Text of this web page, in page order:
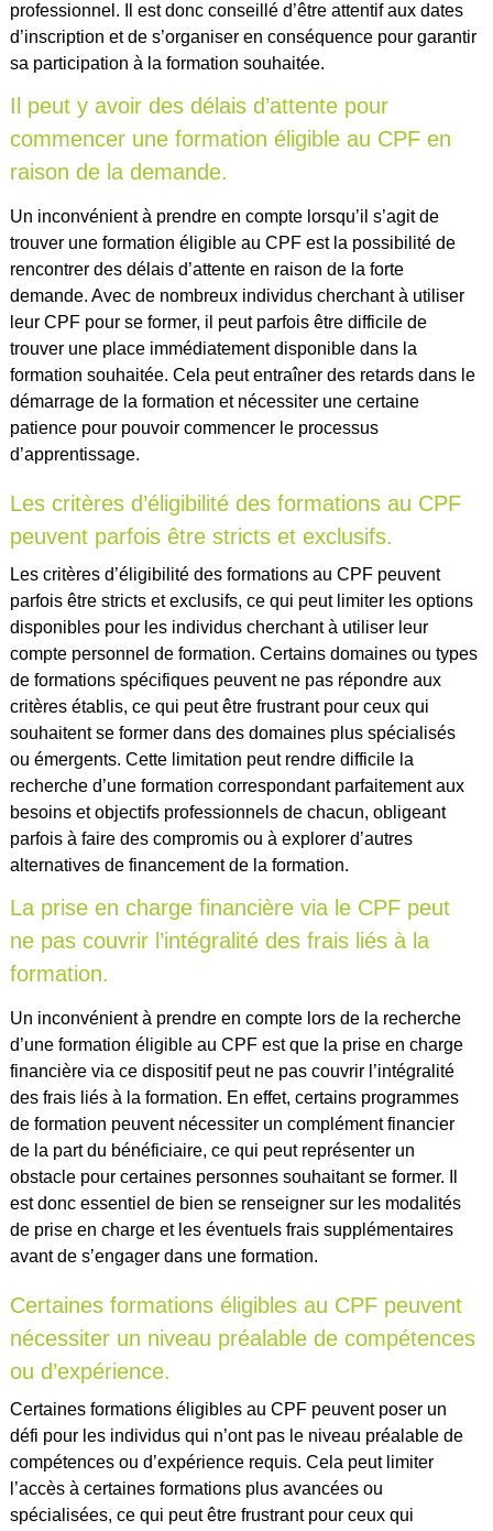
professionnel. Il est donc conseillé d’être attentif aux dates
d’inscription et de s’organiser en conséquence pour garantir
sa participation à la formation souhaitée.
Il peut y avoir des délais d’attente pour
commencer une formation éligible au CPF en
raison de la demande.
Un inconvénient à prendre en compte lorsqu’il s’agit de
trouver une formation éligible au CPF est la possibilité de
rencontrer des délais d’attente en raison de la forte
demande. Avec de nombreux individus cherchant à utiliser
leur CPF pour se former, il peut parfois être difficile de
trouver une place immédiatement disponible dans la
formation souhaitée. Cela peut entraîner des retards dans le
démarrage de la formation et nécessiter une certaine
patience pour pouvoir commencer le processus
d’apprentissage.
Les critères d’éligibilité des formations au CPF
peuvent parfois être stricts et exclusifs.
Les critères d’éligibilité des formations au CPF peuvent
parfois être stricts et exclusifs, ce qui peut limiter les options
disponibles pour les individus cherchant à utiliser leur
compte personnel de formation. Certains domaines ou types
de formations spécifiques peuvent ne pas répondre aux
critères établis, ce qui peut être frustrant pour ceux qui
souhaitent se former dans des domaines plus spécialisés
ou émergents. Cette limitation peut rendre difficile la
recherche d’une formation correspondant parfaitement aux
besoins et objectifs professionnels de chacun, obligeant
parfois à faire des compromis ou à explorer d’autres
alternatives de financement de la formation.
La prise en charge financière via le CPF peut
ne pas couvrir l’intégralité des frais liés à la
formation.
Un inconvénient à prendre en compte lors de la recherche
d’une formation éligible au CPF est que la prise en charge
financière via ce dispositif peut ne pas couvrir l’intégralité
des frais liés à la formation. En effet, certains programmes
de formation peuvent nécessiter un complément financier
de la part du bénéficiaire, ce qui peut représenter un
obstacle pour certaines personnes souhaitant se former. Il
est donc essentiel de bien se renseigner sur les modalités
de prise en charge et les éventuels frais supplémentaires
avant de s’engager dans une formation.
Certaines formations éligibles au CPF peuvent
nécessiter un niveau préalable de compétences
ou d’expérience.
Certaines formations éligibles au CPF peuvent poser un
défi pour les individus qui n’ont pas le niveau préalable de
compétences ou d’expérience requis. Cela peut limiter
l’accès à certaines formations plus avancées ou
spécialisées, ce qui peut être frustrant pour ceux qui